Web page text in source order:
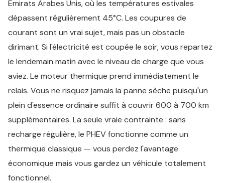
Émirats Arabes Unis, où les températures estivales
dépassent régulièrement 45°C. Les coupures de
courant sont un vrai sujet, mais pas un obstacle
dirimant. Si l'électricité est coupée le soir, vous repartez
le lendemain matin avec le niveau de charge que vous
aviez. Le moteur thermique prend immédiatement le
relais. Vous ne risquez jamais la panne sèche puisqu'un
plein d'essence ordinaire suffit à couvrir 600 à 700 km
supplémentaires. La seule vraie contrainte : sans
recharge régulière, le PHEV fonctionne comme un
thermique classique — vous perdez l'avantage
économique mais vous gardez un véhicule totalement
fonctionnel.